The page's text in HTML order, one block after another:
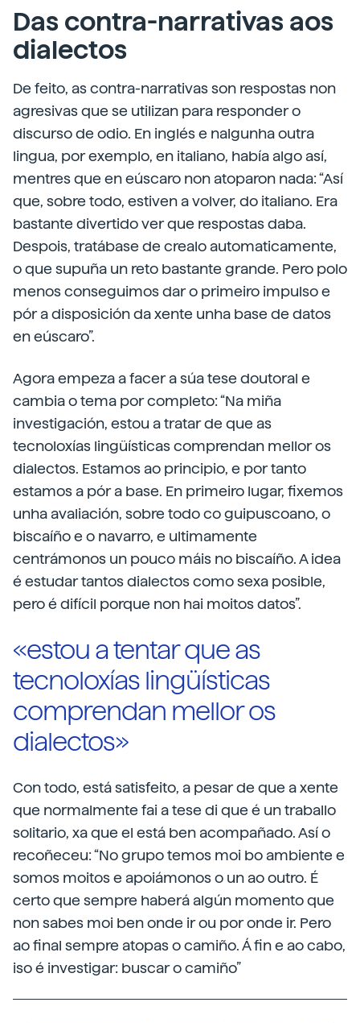
Das contra-narrativas aos
dialectos
De feito, as contra-narrativas son respostas non
agresivas que se utilizan para responder o
discurso de odio. En inglés e nalgunha outra
lingua, por exemplo, en italiano, había algo así,
mentres que en eúscaro non atoparon nada: “Así
que, sobre todo, estiven a volver, do italiano. Era
bastante divertido ver que respostas daba.
Despois, tratábase de crealo automaticamente,
o que supuña un reto bastante grande. Pero polo
menos conseguimos dar o primeiro impulso e
pór a disposición da xente unha base de datos
en eúscaro”.
Agora empeza a facer a súa tese doutoral e
cambia o tema por completo: “Na miña
investigación, estou a tratar de que as
tecnoloxías lingüísticas comprendan mellor os
dialectos. Estamos ao principio, e por tanto
estamos a pór a base. En primeiro lugar, fixemos
unha avaliación, sobre todo co guipuscoano, o
biscaíño e o navarro, e ultimamente
centrámonos un pouco máis no biscaíño. A idea
é estudar tantos dialectos como sexa posible,
pero é difícil porque non hai moitos datos”.
«estou a tentar que as
tecnoloxías lingüísticas
comprendan mellor os
dialectos»
Con todo, está satisfeito, a pesar de que a xente
que normalmente fai a tese di que é un traballo
solitario, xa que el está ben acompañado. Así o
recoñeceu: “No grupo temos moi bo ambiente e
somos moitos e apoiámonos o un ao outro. É
certo que sempre haberá algún momento que
non sabes moi ben onde ir ou por onde ir. Pero
ao final sempre atopas o camiño. Á fin e ao cabo,
iso é investigar: buscar o camiño”